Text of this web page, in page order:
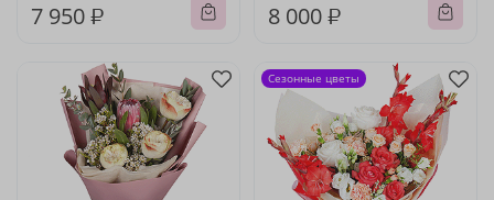
7 950 ₽ 8 000 ₽
Сезонные цветы